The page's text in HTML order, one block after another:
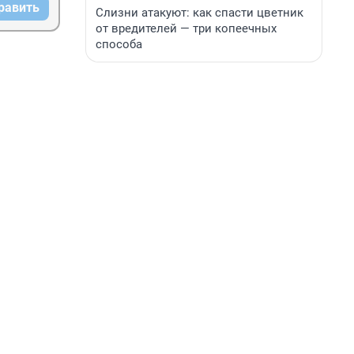
Слизни атакуют: как спасти цветник
от вредителей — три копеечных
способа